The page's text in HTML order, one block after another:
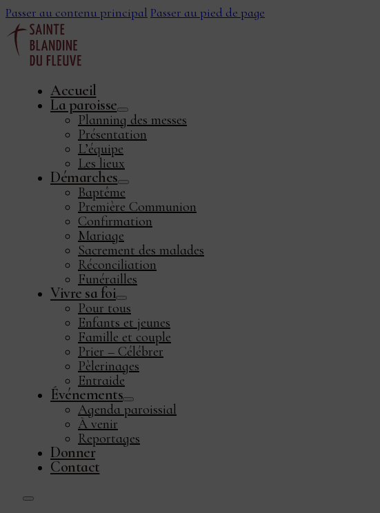
Passer au contenu principal Passer au pied de page
Accueil
La paroisse
Planning des messes
Présentation
L’équipe
Les lieux
Démarches
Baptême
Première Communion
Confirmation
Mariage
Sacrement des malades
Réconciliation
Funérailles
Vivre sa foi
Pour tous
Enfants et jeunes
Famille et couple
Prier – Célébrer
Pèlerinages
Entraide
Événements
Agenda paroissial
À venir
Reportages
Donner
Contact